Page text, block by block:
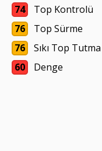
74
Top Kontrolü
76
Top Sürme
76
Sıkı Top Tutma
60
Denge